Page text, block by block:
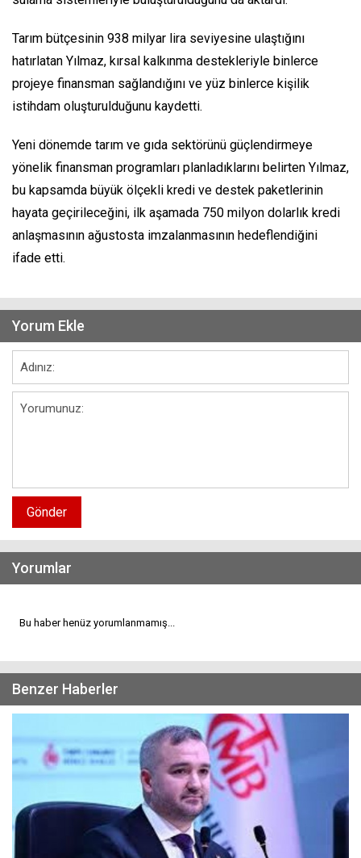
Tarım bütçesinin 938 milyar lira seviyesine ulaştığını
hatırlatan Yılmaz, kırsal kalkınma destekleriyle binlerce
projeye finansman sağlandığını ve yüz binlerce kişilik
istihdam oluşturulduğunu kaydetti.
Yeni dönemde tarım ve gıda sektörünü güçlendirmeye
yönelik finansman programları planladıklarını belirten Yılmaz,
bu kapsamda büyük ölçekli kredi ve destek paketlerinin
hayata geçirileceğini, ilk aşamada 750 milyon dolarlık kredi
anlaşmasının ağustosta imzalanmasının hedeflendiğini
ifade etti.
Yorum Ekle
Gönder
Yorumlar
Bu haber henüz yorumlanmamış...
Benzer Haberler